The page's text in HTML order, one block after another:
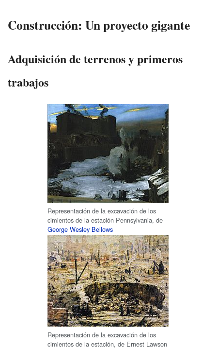
Construcción: Un proyecto gigante
Adquisición de terrenos y primeros
trabajos
Representación de la excavación de los
cimientos de la estación Pennsylvania, de
George Wesley Bellows
Representación de la excavación de los
cimientos de la estación, de Ernest Lawson